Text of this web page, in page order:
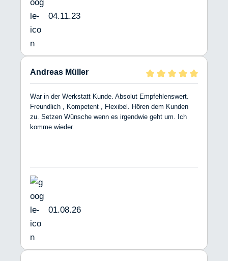
04.11.23
Andreas Müller
War in der Werkstatt Kunde. Absolut Empfehlenswert.
Freundlich , Kompetent , Flexibel. Hören dem Kunden
zu. Setzen Wünsche wenn es irgendwie geht um. Ich
komme wieder.
01.08.26